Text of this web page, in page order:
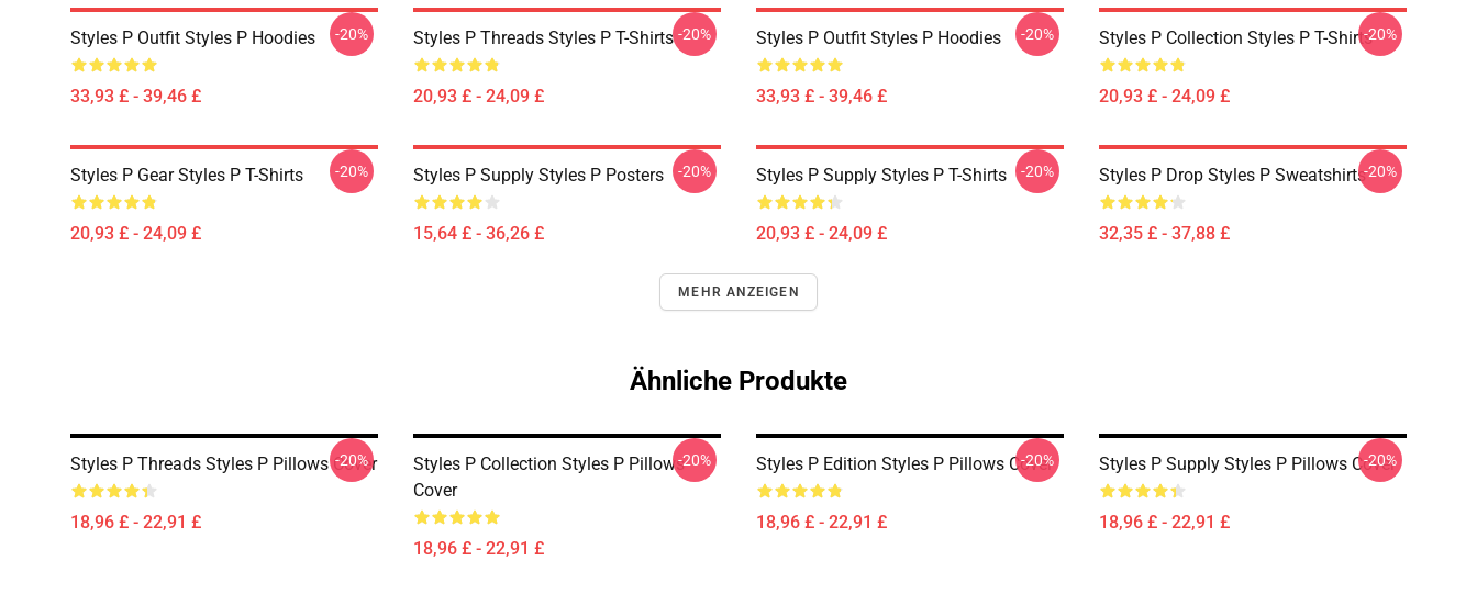
Styles P Outfit Styles P Hoodies
33,93 £ - 39,46 £
-20% Styles P Threads Styles P T-Shirts
20,93 £ - 24,09 £
-20% Styles P Outfit Styles P Hoodies
33,93 £ - 39,46 £
-20% Styles P Collection Styles P T-Shirts
20,93 £ - 24,09 £
-20%
Styles P Gear Styles P T-Shirts
20,93 £ - 24,09 £
-20% Styles P Supply Styles P Posters
15,64 £ - 36,26 £
-20% Styles P Supply Styles P T-Shirts
20,93 £ - 24,09 £
-20% Styles P Drop Styles P Sweatshirts
32,35 £ - 37,88 £
-20%
MEHR ANZEIGEN
Ähnliche Produkte
Styles P Threads Styles P Pillows Cover
18,96 £ - 22,91 £
-20%
Styles P Collection Styles P Pillows
Cover
18,96 £ - 22,91 £
-20% Styles P Edition Styles P Pillows Cover
18,96 £ - 22,91 £
-20% Styles P Supply Styles P Pillows Cover
18,96 £ - 22,91 £
-20%